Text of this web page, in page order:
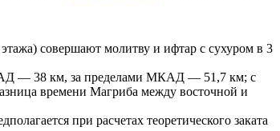
совершают молитву и ифтар с сухуром в 3
— 38 км, за пределами МКАД — 51,7 км; с
времени Магриба между восточной и
при расчетах теоретического заката